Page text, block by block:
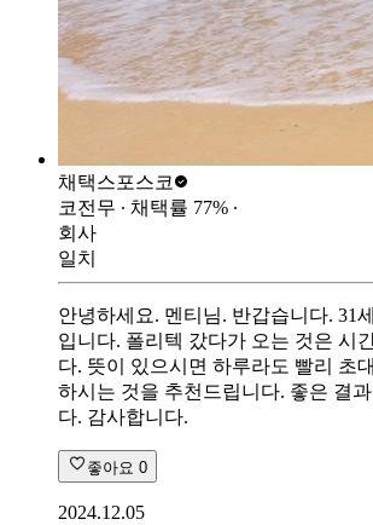
채택스포스코
코전무 ∙ 채택률 77% ∙
회사
일치
안녕하세요. 멘티님. 반갑습니다. 31
입니다. 폴리텍 갔다가 오는 것은 시
다. 뜻이 있으시면 하루라도 빨리 초
하시는 것을 추천드립니다. 좋은 결
다. 감사합니다.
좋아요 0
2024.12.05